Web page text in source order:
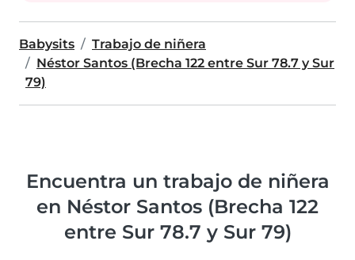
Babysits
Trabajo de niñera
Néstor Santos (Brecha 122 entre Sur 78.7 y Sur
79)
Encuentra un trabajo de niñera
en Néstor Santos (Brecha 122
entre Sur 78.7 y Sur 79)